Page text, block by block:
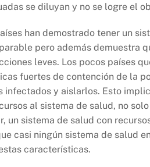
se diluyan y no se logre el
han demostrado tener un
pero además demuestra
leves. Los pocos países
fuertes de contención de la
infectados y aislarlos. Esto
al sistema de salud, no
un sistema de salud con
casi ningún sistema de salud
características.